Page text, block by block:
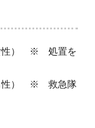
性） ※ 処置を
性） ※ 救急隊